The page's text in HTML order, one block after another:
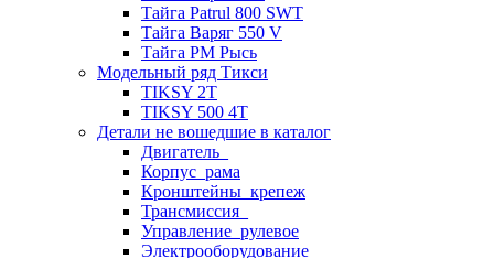
Тайга Patrul 800 SWT
Тайга Варяг 550 V
Тайга РМ Рысь
Модельный ряд Тикси
TIKSY 2T
TIKSY 500 4T
Детали не вошедшие в каталог
Двигатель_
Корпус_рама
Кронштейны_крепеж
Трансмиссия_
Управление_рулевое
Электрооборудование_